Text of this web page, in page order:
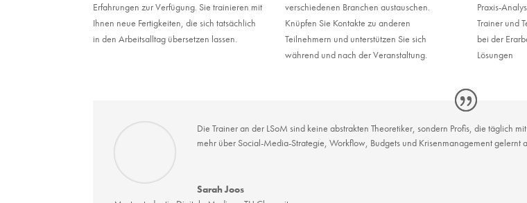
Erfahrungen zur Verfügung. Sie trainieren mit
Ihnen neue Fertigkeiten, die sich tatsächlich
in den Arbeitsalltag übersetzen lassen.
verschiedenen Branchen austauschen.
Knüpfen Sie Kontakte zu anderen
Teilnehmern und unterstützen Sie sich
während und nach der Veranstaltung.
Praxis-
Trainer und
bei der
Lösungen
Die Trainer an der LSoM sind keine abstrakten Theoretiker, sondern Profis, die täglich
mehr über Social-Media-Strategie, Workflow, Budgets und Krisenmanagement
Sarah Joos